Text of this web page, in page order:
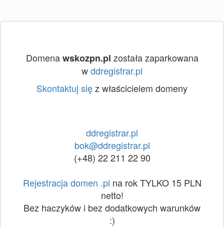
Domenawskozpn.pl została zaparkowana
wddregistrar.pl
Skontaktuj sięz właścicielem domeny
ddregistrar.pl
bok@ddregistrar.pl
(+48) 22 211 22 90
Rejestracja domen .pl na rok TYLKO 15 PLN
netto!
Bez haczyków i bez dodatkowych warunków
:)